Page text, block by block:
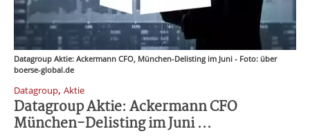
Datagroup Aktie: Ackermann CFO, München-Delisting im Juni - Foto: über
boerse-global.de
Datagroup, Aktie
Datagroup Aktie: Ackermann CFO
München-Delisting im Juni ...